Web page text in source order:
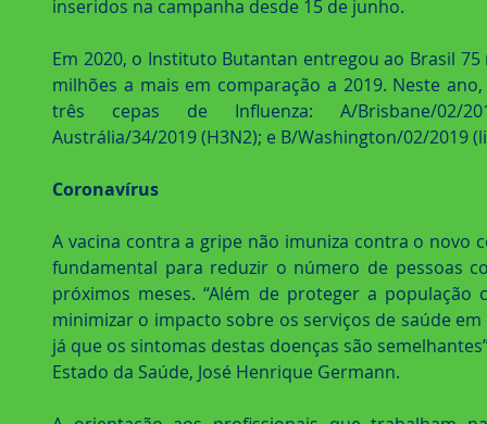
inseridos na campanha desde 15 de junho.
Em 2020, o Instituto Butantan entregou ao Brasil
milhões a mais em comparação a 2019. Neste
três cepas de Influenza: A/Brisbane/02/
Austrália/34/2019 (H3N2); e B/Washington/02/2019
Coronavírus
A vacina contra a gripe não imuniza contra o novo
fundamental para reduzir o número de pessoas
próximos meses. “Além de proteger a população
minimizar o impacto sobre os serviços de saúde em
já que os sintomas destas doenças são
Estado da Saúde, José Henrique Germann.